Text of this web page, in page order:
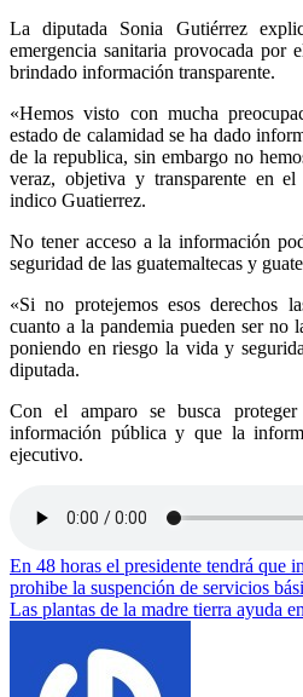
La diputada Sonia Gutiérrez
emergencia sanitaria provocada por
brindado información transparente.
«Hemos visto con mucha
estado de calamidad se ha dado
de la republica, sin embargo no
veraz, objetiva y transparente en
indico Guatierrez.
No tener acceso a la información
seguridad de las guatemaltecas y
«Si no protejemos esos derechos
cuanto a la pandemia pueden ser no
poniendo en riesgo la vida y
diputada.
Con el amparo se busca
información pública y que la
ejecutivo.
Navegación
de
En 48 horas el presidente tendrá que
prohibe la suspención de servicios
Las plantas de la madre tierra